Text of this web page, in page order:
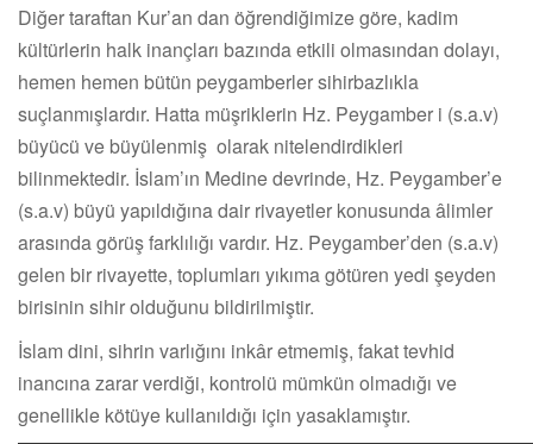
Diğer taraftan Kur’an dan öğrendiğimize göre, kadim
kültürlerin halk inançları bazında etkili olmasından dolayı,
hemen hemen bütün peygamberler sihirbazlıkla
suçlanmışlardır. Hatta müşriklerin Hz. Peygamber i (s.a.v)
büyücü ve büyülenmiş olarak nitelendirdikleri
bilinmektedir. İslam’ın Medine devrinde, Hz. Peygamber’e
(s.a.v) büyü yapıldığına dair rivayetler konusunda âlimler
arasında görüş farklılığı vardır. Hz. Peygamber’den (s.a.v)
gelen bir rivayette, toplumları yıkıma götüren yedi şeyden
birisinin sihir olduğunu bildirilmiştir.
İslam dini, sihrin varlığını inkâr etmemiş, fakat tevhid
inancına zarar verdiği, kontrolü mümkün olmadığı ve
genellikle kötüye kullanıldığı için yasaklamıştır.